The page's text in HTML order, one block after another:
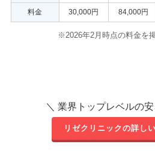
料金 30,000円 84,000円
※2026年2月時点の料金を
＼ 業界トップレベルの
リゼクリニックの詳し